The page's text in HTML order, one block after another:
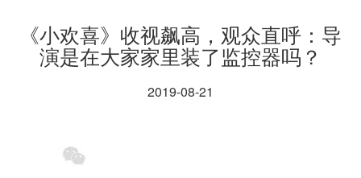
《小欢喜》收视飙高，观众直呼：导
演是在大家家里装了监控器吗？
2019-08-21